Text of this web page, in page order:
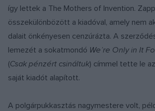
így lettek a The Mothers of Invention.
összekülönbözött a kiadóval, amely nem
dalait önkényesen cenzúrázta. A
lemezét a sokatmondó We’re Only in It
(Csak pénzért csináltuk) címmel tette le
saját kiadót alapított.
A polgárpukkasztás nagymestere volt,